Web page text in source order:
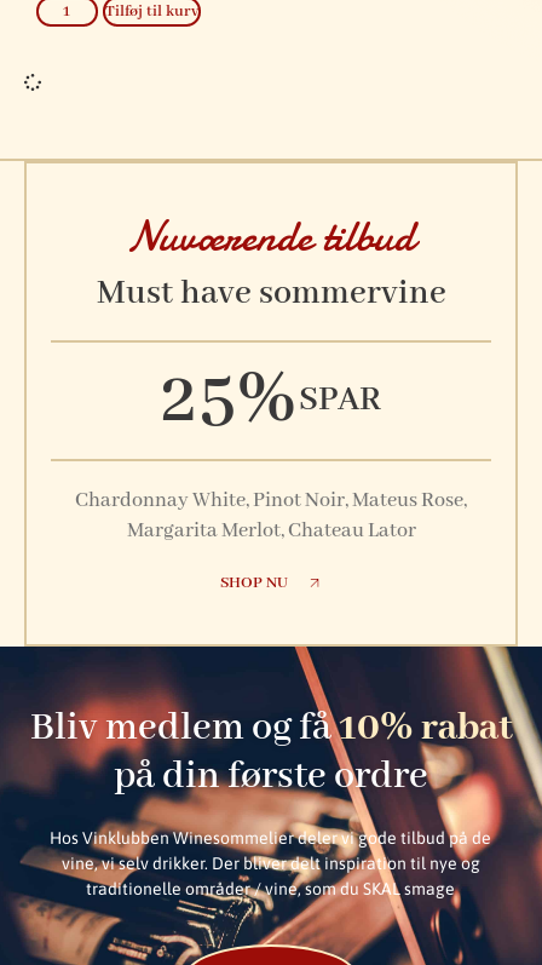
Tilføj til kurv
Nuværende tilbud
Must have sommervine
25%SPAR
Chardonnay White, Pinot Noir, Mateus Rose,
Margarita Merlot, Chateau Lator
SHOP NU
Bliv medlem og få10% rabat
på din første ordre
Hos Vinklubben Winesommelier deler vi gode tilbud på de
vine, vi selv drikker. Der bliver delt inspiration til nye og
traditionelle områder / vine, som du SKAL smage